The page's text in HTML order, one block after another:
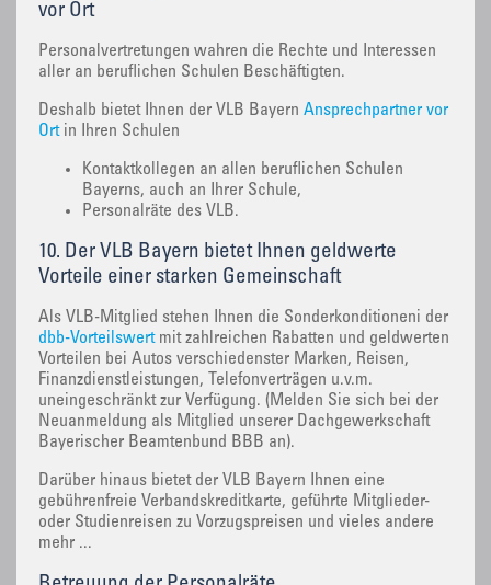
vor Ort
Personalvertretungen wahren die Rechte und Interessen
aller an beruflichen Schulen Beschäftigten.
Deshalb bietet Ihnen der VLB Bayern Ansprechpartner vor
Ortin Ihren Schulen
Kontaktkollegen an allen beruflichen Schulen
Bayerns, auch an Ihrer Schule,
Personalräte des VLB.
10. Der VLB Bayern bietet Ihnen geldwerte
Vorteile einer starken Gemeinschaft
Als VLB-Mitglied stehen Ihnen die Sonderkonditioneni der
dbb-Vorteilswertmit zahlreichen Rabatten und geldwerten
Vorteilen bei Autos verschiedenster Marken, Reisen,
Finanzdienstleistungen, Telefonverträgen u.v.m.
uneingeschränkt zur Verfügung. (Melden Sie sich bei der
Neuanmeldung als Mitglied unserer Dachgewerkschaft
Bayerischer Beamtenbund BBB an).
Darüber hinaus bietet der VLB Bayern Ihnen eine
gebührenfreie Verbandskreditkarte, geführte Mitglieder-
oder Studienreisen zu Vorzugspreisen und vieles andere
mehr ...